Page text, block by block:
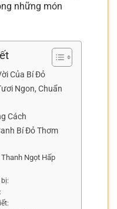
những món
Của Bí Đỏ
Ngon, Chuẩn
Cách
Bí Đỏ Thơm
Ngọt Hấp